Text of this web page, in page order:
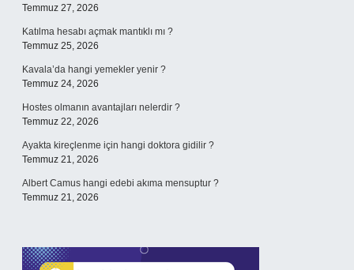
Temmuz 27, 2026
Katılma hesabı açmak mantıklı mı ?
Temmuz 25, 2026
Kavala’da hangi yemekler yenir ?
Temmuz 24, 2026
Hostes olmanın avantajları nelerdir ?
Temmuz 22, 2026
Ayakta kireçlenme için hangi doktora gidilir ?
Temmuz 21, 2026
Albert Camus hangi edebi akıma mensuptur ?
Temmuz 21, 2026